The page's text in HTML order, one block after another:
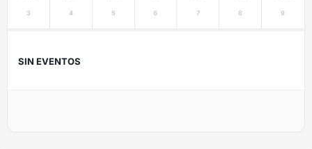
3 4 5 6 7 8 9
SIN EVENTOS